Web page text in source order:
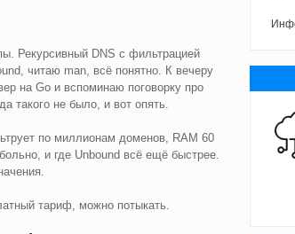
Рекурсивный DNS с фильтрацией
читаю man, всё понятно. К вечеру
на Go и вспоминаю поговорку про
такого не было, и вот опять.
по миллионам доменов, RAM 60
и где Unbound всё ещё быстрее.
тариф, можно потыкать.